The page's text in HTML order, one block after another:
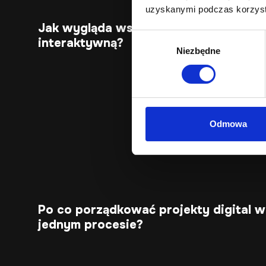
uzyskanymi podczas
Niezbędne
Odmowa
Jak wygląda współpraca z agencją
interaktywną?
Po co porządkować projekty digital w
jednym procesie?